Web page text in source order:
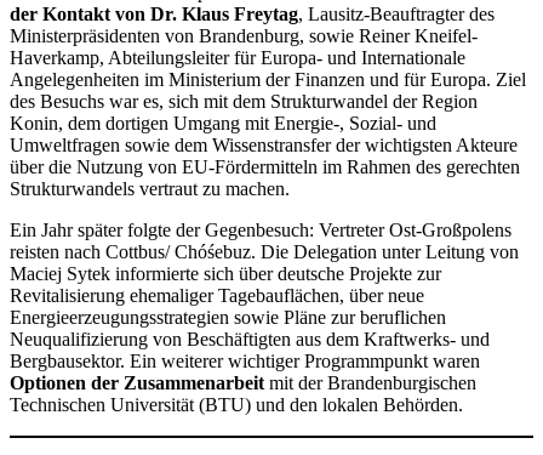
der Kontakt von Dr. Klaus Freytag, Lausitz-Beauftragter des
Ministerpräsidenten von Brandenburg, sowie Reiner Kneifel-
Haverkamp, Abteilungsleiter für Europa- und Internationale
Angelegenheiten im Ministerium der Finanzen und für Europa. Ziel
des Besuchs war es, sich mit dem Strukturwandel der Region
Konin, dem dortigen Umgang mit Energie-, Sozial- und
Umweltfragen sowie dem Wissenstransfer der wichtigsten Akteure
über die Nutzung von EU-Fördermitteln im Rahmen des gerechten
Strukturwandels vertraut zu machen.
Ein Jahr später folgte der Gegenbesuch: Vertreter Ost-Großpolens
reisten nach Cottbus/ Chóśebuz. Die Delegation unter Leitung von
Maciej Sytek informierte sich über deutsche Projekte zur
Revitalisierung ehemaliger Tagebauflächen, über neue
Energieerzeugungsstrategien sowie Pläne zur beruflichen
Neuqualifizierung von Beschäftigten aus dem Kraftwerks- und
Bergbausektor. Ein weiterer wichtiger Programmpunkt waren
Optionen der Zusammenarbeit mit der Brandenburgischen
Technischen Universität (BTU) und den lokalen Behörden.